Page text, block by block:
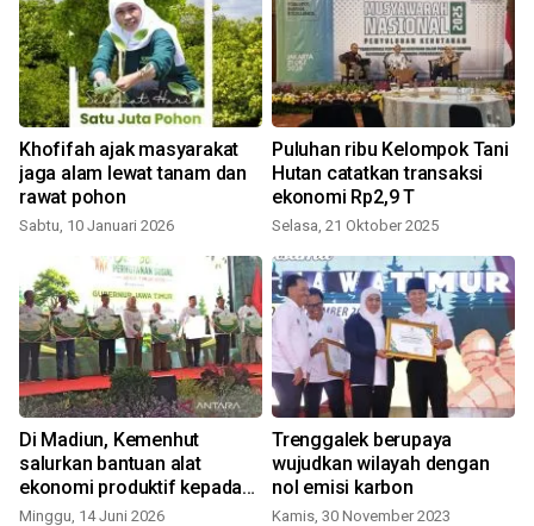
Khofifah ajak masyarakat
jaga alam lewat tanam dan
rawat pohon
Sabtu, 10 Januari 2026
Puluhan ribu Kelompok Tani
Hutan catatkan transaksi
ekonomi Rp2,9 T
Selasa, 21 Oktober 2025
Di Madiun, Kemenhut
salurkan bantuan alat
ekonomi produktif kepada
KUPS Jatim
Minggu, 14 Juni 2026
Trenggalek berupaya
wujudkan wilayah dengan
nol emisi karbon
Kamis, 30 November 2023